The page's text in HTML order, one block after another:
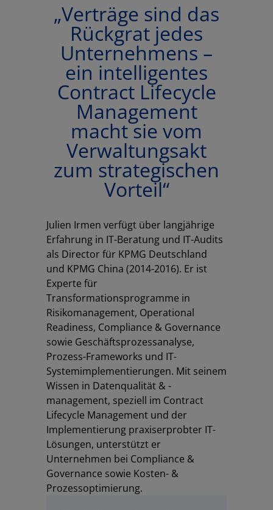
„Verträge sind das
Rückgrat jedes
Unternehmens –
ein intelligentes
Contract Lifecycle
Management
macht sie vom
Verwaltungsakt
zum strategischen
Vorteil“
Julien Irmen verfügt über langjährige
Erfahrung in IT-Beratung und IT-Audits
als Director für KPMG Deutschland
und KPMG China (2014-2016). Er ist
Experte für
Transformationsprogramme in
Risikomanagement, Operational
Readiness, Compliance & Governance
sowie Geschäftsprozessanalyse,
Prozess-Frameworks und IT-
Systemimplementierungen. Mit seinem
Wissen in Datenqualität & -
management, speziell im Contract
Lifecycle Management und der
Implementierung praxiserprobter IT-
Lösungen, unterstützt er
Unternehmen bei Compliance &
Governance sowie Kosten- &
Prozessoptimierung.